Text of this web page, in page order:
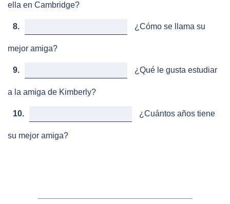
ella en Cambridge?
8. ¿Cómo se llama su
mejor amiga?
9. ¿Qué le gusta estudiar
a la amiga de Kimberly?
10. ¿Cuántos años tiene
su mejor amiga?